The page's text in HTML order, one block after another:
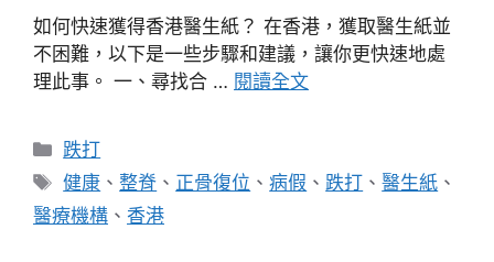
如何快速獲得香港醫生紙？ 在香港，獲取醫生紙並
不困難，以下是一些步驟和建議，讓你更快速地處
理此事。 一、尋找合 … 閱讀全文
分
類
跌打
標
籤
健康 、整脊 、 正骨復位 、病假 、 跌打 、醫生紙 、
醫療機構 、 香港